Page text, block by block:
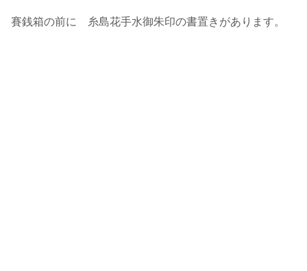
賽銭箱の前に 糸島花手水御朱印の書置きがあります。